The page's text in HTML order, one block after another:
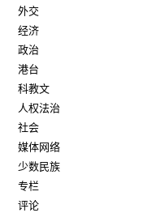
外交
经济
政治
港台
科教文
人权法治
社会
媒体网络
少数民族
专栏
评论